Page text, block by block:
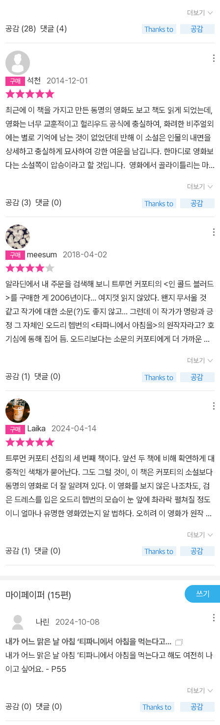
이 소설이 출간되었을 때 커포티를 아는 많은 여성들이 “내가 바로 홀
는 메릴린 먼로를 염두에 두고 이 작품을 썼으며, 그가 영화 속 홀리
역에 오드리 헵번이 아닌 메릴린 먼로를 원했다는 것은 잘 알려진 사
실이다. 오드리 헵번과 홀리가 마치 동일 인물처럼 인식되는 지금에
서는 쉽게 상상이 되지 않지만, 배우의 이력을 보면 먼로 쪽이 홀리에
더 가깝긴 했다. 하지만 결국 역할을 차지한 것은 오드리 헵번이었고
영화의 관점에서 보면 그 이유는 익히 짐작할 수 있다. 영화의 홀리는
소설이나 현실의 수많은 ‘홀리’보다는 더 순수하면서도 이상에 가득
찬 인물이었기 때문이다. 빈틈없는 문장과 유머, 삶의 공허를 감지하
는 예리한 통찰력 화려한 도시 뉴욕을 가장 스타일리시하게 그린 소
설 커포티의 문학 인생에 새로운 전기를 마련해준 작품 《티파니에서
《풀잎 하프》가 출간된 지 7년이 지난 해였고, 그 시간만큼 내용과 문
체 면에서 변화를 보였다. 퓰리처상 수상 작가인 노먼 메일러는 이 소
설을 보고 “커포티는 우리 세대 작가 중 가장 완벽한 작가다. 그는 한
단어 한 단어 엮어 리듬감 있는 가장 뛰어난 문장을 쓴다. 나는 《티파
니에서 아침을》에서 단 두 단어도 바꾸지 못하겠다”라고 했다는 일화
는 유명하다. 이 소설의 일본어판 번역자인 무라카미 하루키 역시 역
자 후기에서 커포티의 문장을 극찬하며 “날카로우면서도 전혀 낭비
라곤 찾아볼 수 없는 문장력에 매번 감탄하고 말았다. 몇 번을 다시 읽
어봐도 질리는 법이 없었다”고 썼다. 심지어 자신이 스물아홉이 될 때
까지 소설을 쓰지 못했던 이유 중 하나로, 자신은 아무리 해도 커포티
처럼 쓰지 못할 것이라고 생각했기 때문이라고도 고백했다. 무라카미
하루키 정도의 스타일리스트가 극찬할 정도니, 《티파니에서 아침을》
해보면 이 소설의 문체는 간결하게 통제되었으면서도 유머 또한 두드
러진다. 꼼꼼한 세부 묘사를 통해 인물을 구축해나가는 방식은 동일
하지만 덜 자극적이고 성숙해졌다. 내용적으로도, 커포티의 이전 소
설들이 자신의 어린 시절에 관한 이야기라면 《티파니에서 아침을》은
좀 더 한 단계 나아간 어른의 이야기를 들려준다. 무게중심도 자기가
있을 곳을 찾지 못하는 소년에서 세계를 관찰하는 청년으로 바뀌었
다. 이러한 변화는 계속 발전하여 《인 콜드 블러드》의 서정적이고도
사실적인 특유의 문체를 완성한다. 이 작품은 원래 여성잡지인 《하퍼
스 바자》에 연재하기로 하고 계약까지 성사된 상태였지만, 최종 단계
에서 잡지사 측이 싣기를 거부했다. 그래서 경쟁지인 《에스콰이어》에
연재를 시작했는데, 연재하자마자 이 잡지는 굉장한 판매 실적을 기
록했다. 속설에 따르면, 《하퍼스 바자》가 이 작품을 거부한 이유는 첫
째, 성적인 내용과 욕설 때문이며, 둘째는 잡지사의 주요 광고주였던
사실을 전해들은 커포티는 일소하며 “조만간 티파니는 내 책을 매장
책을 쇼윈도에 장식했는지는 모르겠지만, 소설 《티파니에서 아침을》
이 결과적으로 티파니에 큰 홍보가 된 사실은 의심할 여지가 없을 것
이다.
보진 못했지만 나도 제목은 들어봤을 정도로 유명한건 안다. 책을 읽
고 나서 영화도 보고 싶다는 생각이 들었다. 책으로만 읽어도 매력적
인데 영상으로 보는 오드리 햅번의 '홀리 골라이틀리'는 얼마나 매력
적일까.['난 절대 추태를 부리지 않을 거야. 게다가 맹세컨대, 홀리를
두고 그런 생각은 추호도 하지 않았네. 그런 생각 없이도 사람을 사랑
할 수 있지. 사랑하면서도 낯선 사이로 남을 수 있어. 친구이면서 낯선
사람.'] P.18이 책은 작가이자 화자인 '나'가 아프리카에서 찍은 사진
을 보고 십여년 전에 뉴욕을 떠난 '홀리 골라이틀리'를 떠올리면서 시
작한다. 내가 그녀를 만났을 때 그녀의 나이는 열아홉살이었다. 그리
고 그녀는 너무나 자유로운 영혼이었다. 히피와 비슷한 느낌?[언뜻
보기에는 보통의 원시 목각과 닮았다. 하지만 원시 조각은 아니었다.
여기 있는 이 조각은 홀리 골라이틀리를 빼닮았기 때문이었다. 적어
도 검은색 물체가 사람을 닮을 수 있는 한계에서는 최대로 닮았다.]
P.14매력적인 그녀는 다양한 사람들을 만나고 그들 대부분은 그녀에
까지도. 그녀는 배우로 성공할 수도 있었고 재벌집 부인이 될 수도 있
었지만 안락한 생활 대신 술집과 사교계를 전전하며 그들에게 돈을
받고 생활한다. 여왕벌처럼 군림한다. 그리고 내가 사는 허름한 아파
트 윗집에서 지낸다. [난들 부자고 유명해지는 게 싫겠어요? 그것도
내 계획에 있답니다. 언젠가는 거기까지 이르도록 노력할 거고요. 하
지만 그렇게 된다고 해도 난 내 자존심이 졸졸 따라왔으면 좋겠어요.
내가 어느 맑은 날 아침 '티파니'에서 아침을 먹는다고 해도 여전히 나
이고 싶어요.] P.55같이 사는 사람은 자주 바뀐다. 그리고 비좁은 그
곳에서 매일 파티를 연다. 그녀를 추앙하는 많은 사람들이 매번 모인
'홀리 골라이틀리'를 추앙한다. 도대체 어떤 매력때문에 아무 남자나
만나고 다니는 그녀에게 사람들은 끌리는걸까?아마 어느 곳에도 속
박되지 않고, 자신이 하고 싶어 하는 것을 하며, 법이나 규범에 얽매이
지 않은 자유로움 때문이 아닐까 싶다. 내가 하지 못하는 것을 하는 사
람을 바라볼때 생기는 동경과 비슷한 느낌이랄까? 심지어 그녀는 자
신이 애지중지하는 고양이에게 이름도 붙이지 않는다. 무언가를 소유
하고 싶지 않아서, 언제든 떠나야 하기 때문에, 우리 모두는 독립된 존
재니까.하지만 마음 한켠에 불안한 마음은 있다. 어느곳에 머물지 않
고 자유롭게만 살았는데, 알고보니 그게 아니면 어쩌나 하는 것. 그녀
는 마약사건에 연루되어 어쩔수 없이 뉴욕을 떠나게 되면서 이런 걱
정을 잠시 한다. 과연 그녀는 다시 뉴욕으로 돌아와 '티파니에서 아침
을' 볼 수 있을까?['나 너무 두려워요. 친구. 그래, 드디어. 이런 식으
내 것이라는 걸 알게 되는 거야. 심술굿은 빨강, 그건 아무것도 아니었
어.] P.154그녀가 어디에 있든 언젠가는 자신이 있어야 할 자리를 찾
기를 바래본다. 그녀의 고양이가 결국 자신의 안식처를 찾은것처럼.
무얼까 궁금했다. 이제는 분명히이름이 생겼을 테니까. 분명히 어딘
더보기
공감 (28) 댓글 (4)
석천 2014-12-01
최근에 이 책을 가지고 만든 동명의 영화도 보고 책도 읽게 되었는데,
영화는 너무 교훈적이고 헐리우드 공식에 충실하여, 화려한 비주얼외
에는 별로 기억에 남는 것이 없었던데 반해 이 소설은 인물의 내면을
상세하고 충실하게 묘사하여 강한 여운을 남깁니다. 한마디로 영화보
다는 소설쪽이 압승이라고 할 것입니다. 영화에서 골라이틀리는 마
다는 해피엔딩으로 끝나는데, 사실 골라이틀리의 평소의 행동 허영심
에 들떠서 무계획적이고, 남자에 의존만하는 사람으로 묘사되는데,
남자 주인공을 만나서 현실을 직시하고 있는 그대로를 받아들여 가난
한 남자와의 사랑을 선택한다는 것이 매우 비현실적으로 보입니다.
즉, 영화는 사랑을 통해서 철없는 여자가 세상물정을 알고 삶을 그대
로 받아들이는 성숙한 사람으로 거듭나는 '성장'을 강조한 것으로 보
이는데, 이러한 교훈적이고 순진한 구성은 원작에서 의도했던 대도시
뉴욕에서 신분상승을 꿈꾸며 사는 시골여인의 비극적 살내지는 모순
적 삶을 재현하는 것과는 부합하지 않는다고 할 것입니다. 소설은 대
도시의 삶에 적응해가는 그래서 닳고 닳은 시골여인의 모습을 통해
인간소외와 피폐하고 건조한 도시생활을 그려내는 것이 주제의식인
데, 동명의 영화는 한편의 로맨틱코미디로 만들어버려 주제의식에서
한참 빗나가 보입니다. 이 책은 요즘 많이 읽히는 더글라스케네디의
소설들과 매우 유사한 데, 그의 묘사보다 훨씬 입체적이고 촘촘하게
불나방처럼 살아가는 여인네의 삶의 단상을 이렇게 세밀하고 정교하
게 포착해 낼 수 있다는 것이 작가의 천재성을 유감없이 보여줍니
다. 끝으로, 이 책은 인물묘사에 관한 소설 창작의 좋은 모범이 될 수
있을 것 같다는 느낌이 듭니다.
더보기
공감 (3) 댓글 (0)
meesum 2018-04-02
알라딘에서 내 주문을 검색해 보니 트루먼 커포티의 <인 콜드 블러드
>를 구매한 게 2006년이다... 여지껏 읽지 않았다. 왠지 무서울 것
같고 작가에 대한 소문(?)도 좋지 않고... 그런데 이 작가가 명랑과 긍
정 그 자체인 오드리 헵번의 <타파니에서 아침을>의 원작자라고? 호
기심에 동해 집어 듬. 오드리보다는 소문의 커포티에게 더 가까운 이
이고... 다른 생에서 살았던 별에 대한 향수鄕愁 같은 것을 생각하게
도 하고. 가차없이 깔끔한 문장이 여백을 많이 내어 내 감정이 더 많이
박히는 것 같기도 하고. 이제 정말로 <인 콜드 블러드>를 읽어 볼까
나.
더보기
공감 (1) 댓글 (0)
Laika 2024-04-14
트루먼 커포티 선집의 세 번째 책이다. 앞선 두 책에 비해 확연하게 대
중적인 색채가 묻어난다. 그도 그럴 것이, 이 책은 커포티의 소설보다
동명의 영화로 더 잘 알려져 있다. 이 영화를 보지 않은 나조차도, 검
은 드레스를 입은 오드리 헵번의 모습이 눈 앞에 촤라락 펼쳐질 정도
이니 얼마나 유명한 영화였는지 알 법하다. 오히려 이 영화가 원작 소
서 놀랐을 정도였다. <인 콜드 블러드>와 <티파니에서 아침을>...?
잘 매칭이 되지 않지만 받아들여야 한다.이 소설의 줄거리는 어떻게
보면 단순하다. 주인공은 십여 년 전 홀리 골라이틀리라는 여인을 알
대한 기억이 되살아난다. 이 소설에서 두드러지는 것은 커포티의 인
이 너무 좋다.【여름에 가까운 따뜻한 저녁이었고, 여자는 날씬하고 시
원한 검은 드레스에 검은 샌들을 신었으며, 진주 초커를 걸고 있었다.
세련되게 마른 몸매였지만 아침 식사용 시리얼처럼 건강하고 비누와
레몬처럼 청결한 분위기를 풍겼으며, 거친 분홍빛이 뺨을 짙게 물들
기를 넘어선 얼굴이었지만 아직 어른 여성의 이편으로 넘어왔다 할
수는 없었다. 나는 여자가 열여섯에서 서른 사이 어디쯤이리라고 짐
작했다.】시리얼처럼 건강하고, 비누와 레몬처럼 청결한 분위기를 가
더보기
공감 (1) 댓글 (0)
마이페이퍼 (15편) 쓰기
나린 2024-10-08
내가 어느 맑은 날 아침 ‘티파니에서 아침을 먹는다고...
내가 어느 맑은 날 아침 ‘티파니에서 아침을 먹는다고 해도 여전히 나
이고 싶어요. - P55
더보기
공감 (0) 댓글 (0)